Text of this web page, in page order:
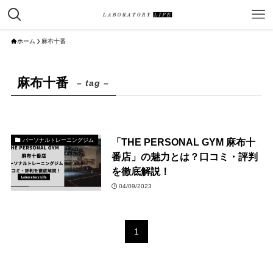
ホーム 麻布十番
麻布十番 – tag –
パーソナルトレーニングジム
「THE PERSONAL GYM 麻布十
番店」の魅力とは？口コミ・評判
を徹底解説！
04/09/2023
1